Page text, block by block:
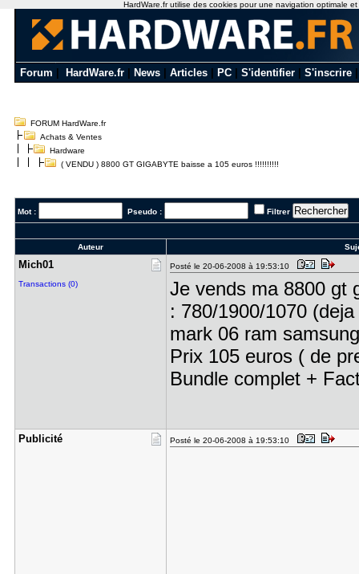
Forum HardWare.fr News Articles PC S'identifier S'inscrire
FORUM HardWare.fr
Achats & Ventes
Hardware
( VENDU ) 8800 GT GIGABYTE baisse a 105 euros !!!!!!!!!!
Mot : Pseudo : Filtrer
Auteur
Mich01
Transactions (0)
Posté le 20-06-2008 à 19:53:10
Je vends ma 8800 gt
: 780/1900/1070
mark 06 ram
Prix 105 euros ( de
Bundle complet +
Publicité Posté le 20-06-2008 à 19:53:10
HardWare.fr utilise des cookies pour une navigation optimale